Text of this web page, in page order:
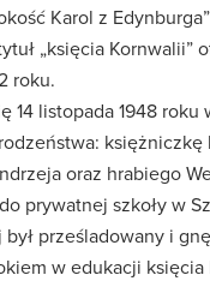
Karol z
„księcia Kornwalii”
roku.
14 listopada 1948 roku
księżniczkę
oraz hrabiego
prywatnej szkoły w
prześladowany i
w edukacji księcia